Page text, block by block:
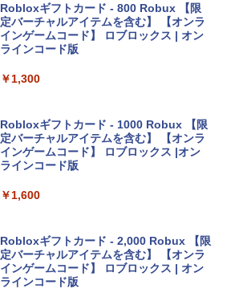
Apple 2026 MacBook Neo A18 Proチッ
プ搭載13インチノートブック：AIとAppl
e Intelligenceのために設計、Liquid Ret
inaディスプレイ、8GBユニファイドメモ
eTime HDカメラ - インディゴ
tomtoc 360°保護 15.6 16インチ パソコ
ンケース Dell NEC Lavie ASUS HP dyna
Apple 2026 MacBook Air M5チップ搭載
13インチノートブック：AIとApple Intell
igence、13.6インチLiquid Retinaディ
Robloxギフトカード - 800 Robux 【限
定バーチャルアイテムを含む】 【オンラ
インゲームコード】 ロブロックス | オン
ラインコード版
￥1,300
Robloxギフトカード - 1000 Robux 【限
定バーチャルアイテムを含む】 【オンラ
インゲームコード】 ロブロックス |オン
ラインコード版
￥1,600
Robloxギフトカード - 2,000 Robux 【限
定バーチャルアイテムを含む】 【オンラ
インゲームコード】 ロブロックス | オン
ラインコード版